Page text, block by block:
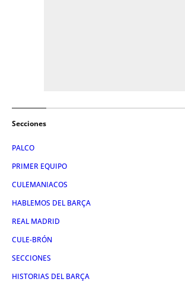
Secciones
PALCO
PRIMER EQUIPO
CULEMANIACOS
HABLEMOS DEL BARÇA
REAL MADRID
CULE-BRÓN
SECCIONES
HISTORIAS DEL BARÇA